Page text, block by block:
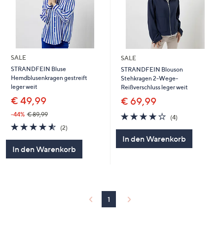
SALE
STRANDFEIN Bluse
Hemdblusenkragen gestreift
leger weit
€ 49,99
-44% € 89,99
4.5
von
(2)2
In den Warenkorb
SALE
STRANDFEIN Blouson
Stehkragen 2-Wege-
Reißverschluss leger weit
€ 69,99
3.8
von
(4)4
In den Warenkorb
1